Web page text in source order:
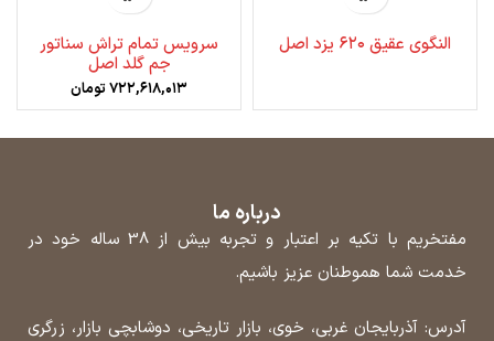
النگوی عقیق ۶۲۰ یزد اصل سرویس تمام تراش سناتور
جم گلد اصل
۷۲۲,۶۱۸,۰۱۳تومان
درباره ما
مفتخریم با تکیه بر اعتبار و تجربه بیش از 38 ساله خود در
خدمت شما هموطنان عزیز باشیم.
آدرس: آذربایجان غربی، خوی، بازار تاریخی، دوشابچی بازار، زرگری